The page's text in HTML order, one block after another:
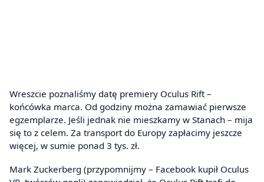
Wreszcie poznaliśmy datę premiery Oculus Rift –
końcówka marca. Od godziny można zamawiać pierwsze
egzemplarze. Jeśli jednak nie mieszkamy w Stanach – mija
się to z celem. Za transport do Europy zapłacimy jeszcze
więcej, w sumie ponad 3 tys. zł.
Mark Zuckerberg (przypomnijmy – Facebook kupił Oculus